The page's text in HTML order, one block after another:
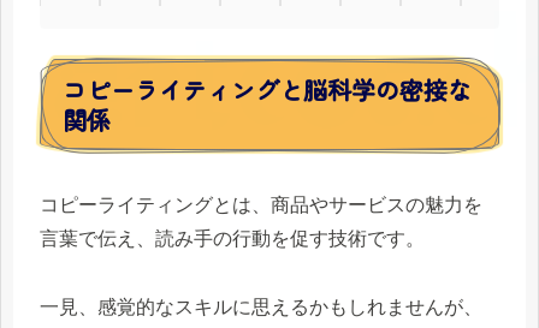
コピーライティングと脳科学の密接な
関係
コピーライティングとは、商品やサービスの魅力を
言葉で伝え、読み手の行動を促す技術です。
一見、感覚的なスキルに思えるかもしれませんが、